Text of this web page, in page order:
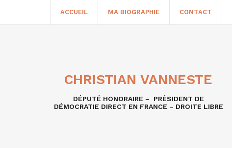
ACCUEIL MA BIOGRAPHIE CONTACT
CHRISTIAN VANNESTE
DÉPUTÉ HONORAIRE – PRÉSIDENT DE
DÉMOCRATIE DIRECT EN FRANCE – DROITE LIBRE